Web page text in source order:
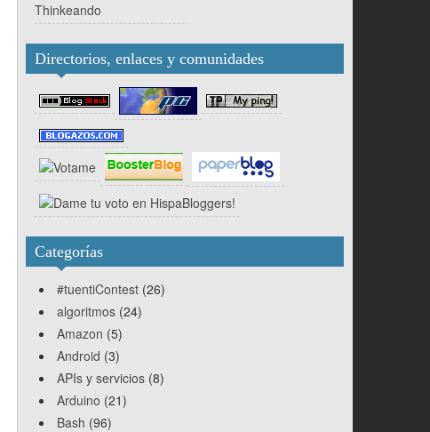
Thinkeando
Directorios, enlaces y comunidades
Categorías
#tuentiContest (26)
algoritmos (24)
Amazon (5)
Android (3)
APIs y servicios (8)
Arduino (21)
Bash (96)